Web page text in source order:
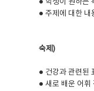
● 학생이 원하는
● 주제에 대한 내
숙제)
● 건강과 관련된
● 새로 배운 어휘